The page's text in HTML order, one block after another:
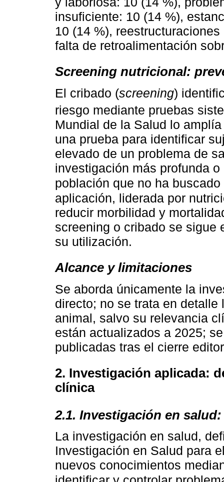
insuficiente: 10 (14 %),
10 (14 %),
falta de retroalimentación
Screening nutricional:
El cribado (screening)
riesgo mediante pruebas
Mundial de la Salud lo
una prueba para identificar
elevado de un problema de
investigación más profunda
población que no ha
aplicación, liderada por
reducir morbilidad y
screening o cribado se sigue
su utilización.
Alcance y limitaciones
Se aborda únicamente la
directo; no se trata en
animal, salvo su relevancia
están actualizados a 2025;
publicadas tras el cierre
2. Investigación aplicada:
clínica
2.1. Investigación en
La investigación en salud,
Investigación en Salud para
nuevos conocimientos